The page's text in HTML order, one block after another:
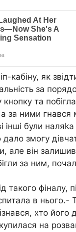
кабіну, як
за
та
а за ними
були
змогу
але він
за ним,
такого фіналу,
в нього.-
хто
на